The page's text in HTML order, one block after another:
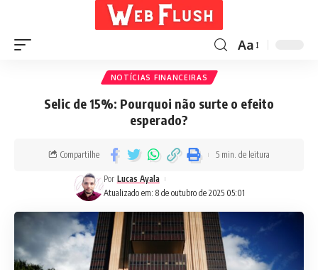
Aa
NOTÍCIAS FINANCEIRAS
Selic de 15%: Pourquoi não surte o efeito
esperado?
Atualizado em: 8 de outubro de 2025 05:01
Por Lucas Ayala
Compartilhe 5 min. de leitura